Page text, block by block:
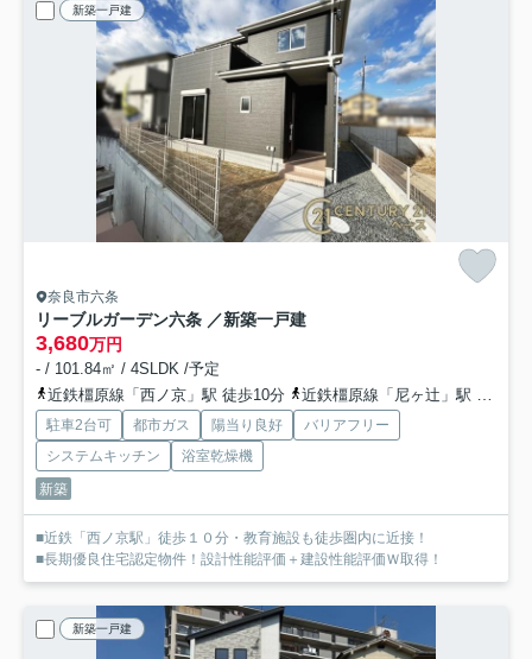
新築一戸建
奈良市六条
リーブルガーデン六条 ／新築一戸建
3,680万円
- / 101.84㎡ / 4SLDK /予定
近鉄橿原線「西ノ京」駅 徒歩10分
近鉄橿原線「尼ヶ辻」駅 徒歩22分
駐車2台可 都市ガス 陽当り良好
バリアフリー
システムキッチン
浴室乾燥機
新築
■近鉄「西ノ京駅」徒歩１０分・教育施設も徒歩圏内に近接！
■長期優良住宅認定物件！設計性能評価＋建設性能評価Ｗ取得！
新築一戸建